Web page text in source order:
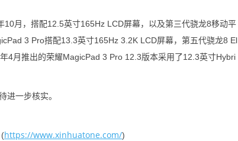
月，搭配12.5英寸165Hz LCD屏幕，以及第三代骁龙8移动平
3 Pro搭配13.3英寸165Hz 3.2K LCD屏幕，第五代骁龙8 El
4月推出的荣耀MagicPad 3 Pro 12.3版本采用了12.3英寸Hybri
一步核实。
(https://www.xinhuatone.com/)